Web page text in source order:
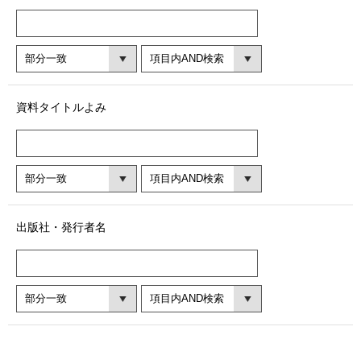
資料タイトルよみ
出版社・発行者名